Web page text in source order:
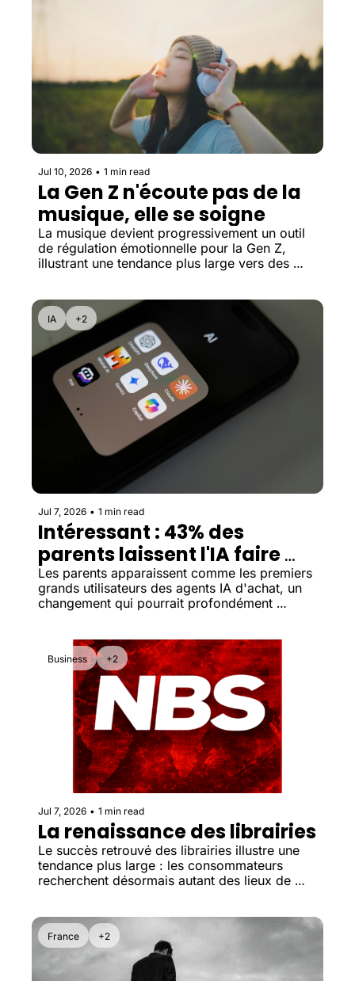
Jul 10, 2026 • 1 min read
La Gen Z n'écoute pas de la
musique, elle se soigne
La musique devient progressivement un outil
de régulation émotionnelle pour la Gen Z,
illustrant une tendance plus large vers des
IA +2
Jul 7, 2026 • 1 min read
Intéressant : 43% des
parents laissent l'IA faire
leurs achats à leur place
Les parents apparaissent comme les premiers
grands utilisateurs des agents IA d'achat, un
changement qui pourrait profondément
Business +2
Jul 7, 2026 • 1 min read
La renaissance des librairies
Le succès retrouvé des librairies illustre une
tendance plus large : les consommateurs
recherchent désormais autant des lieux de
France +2